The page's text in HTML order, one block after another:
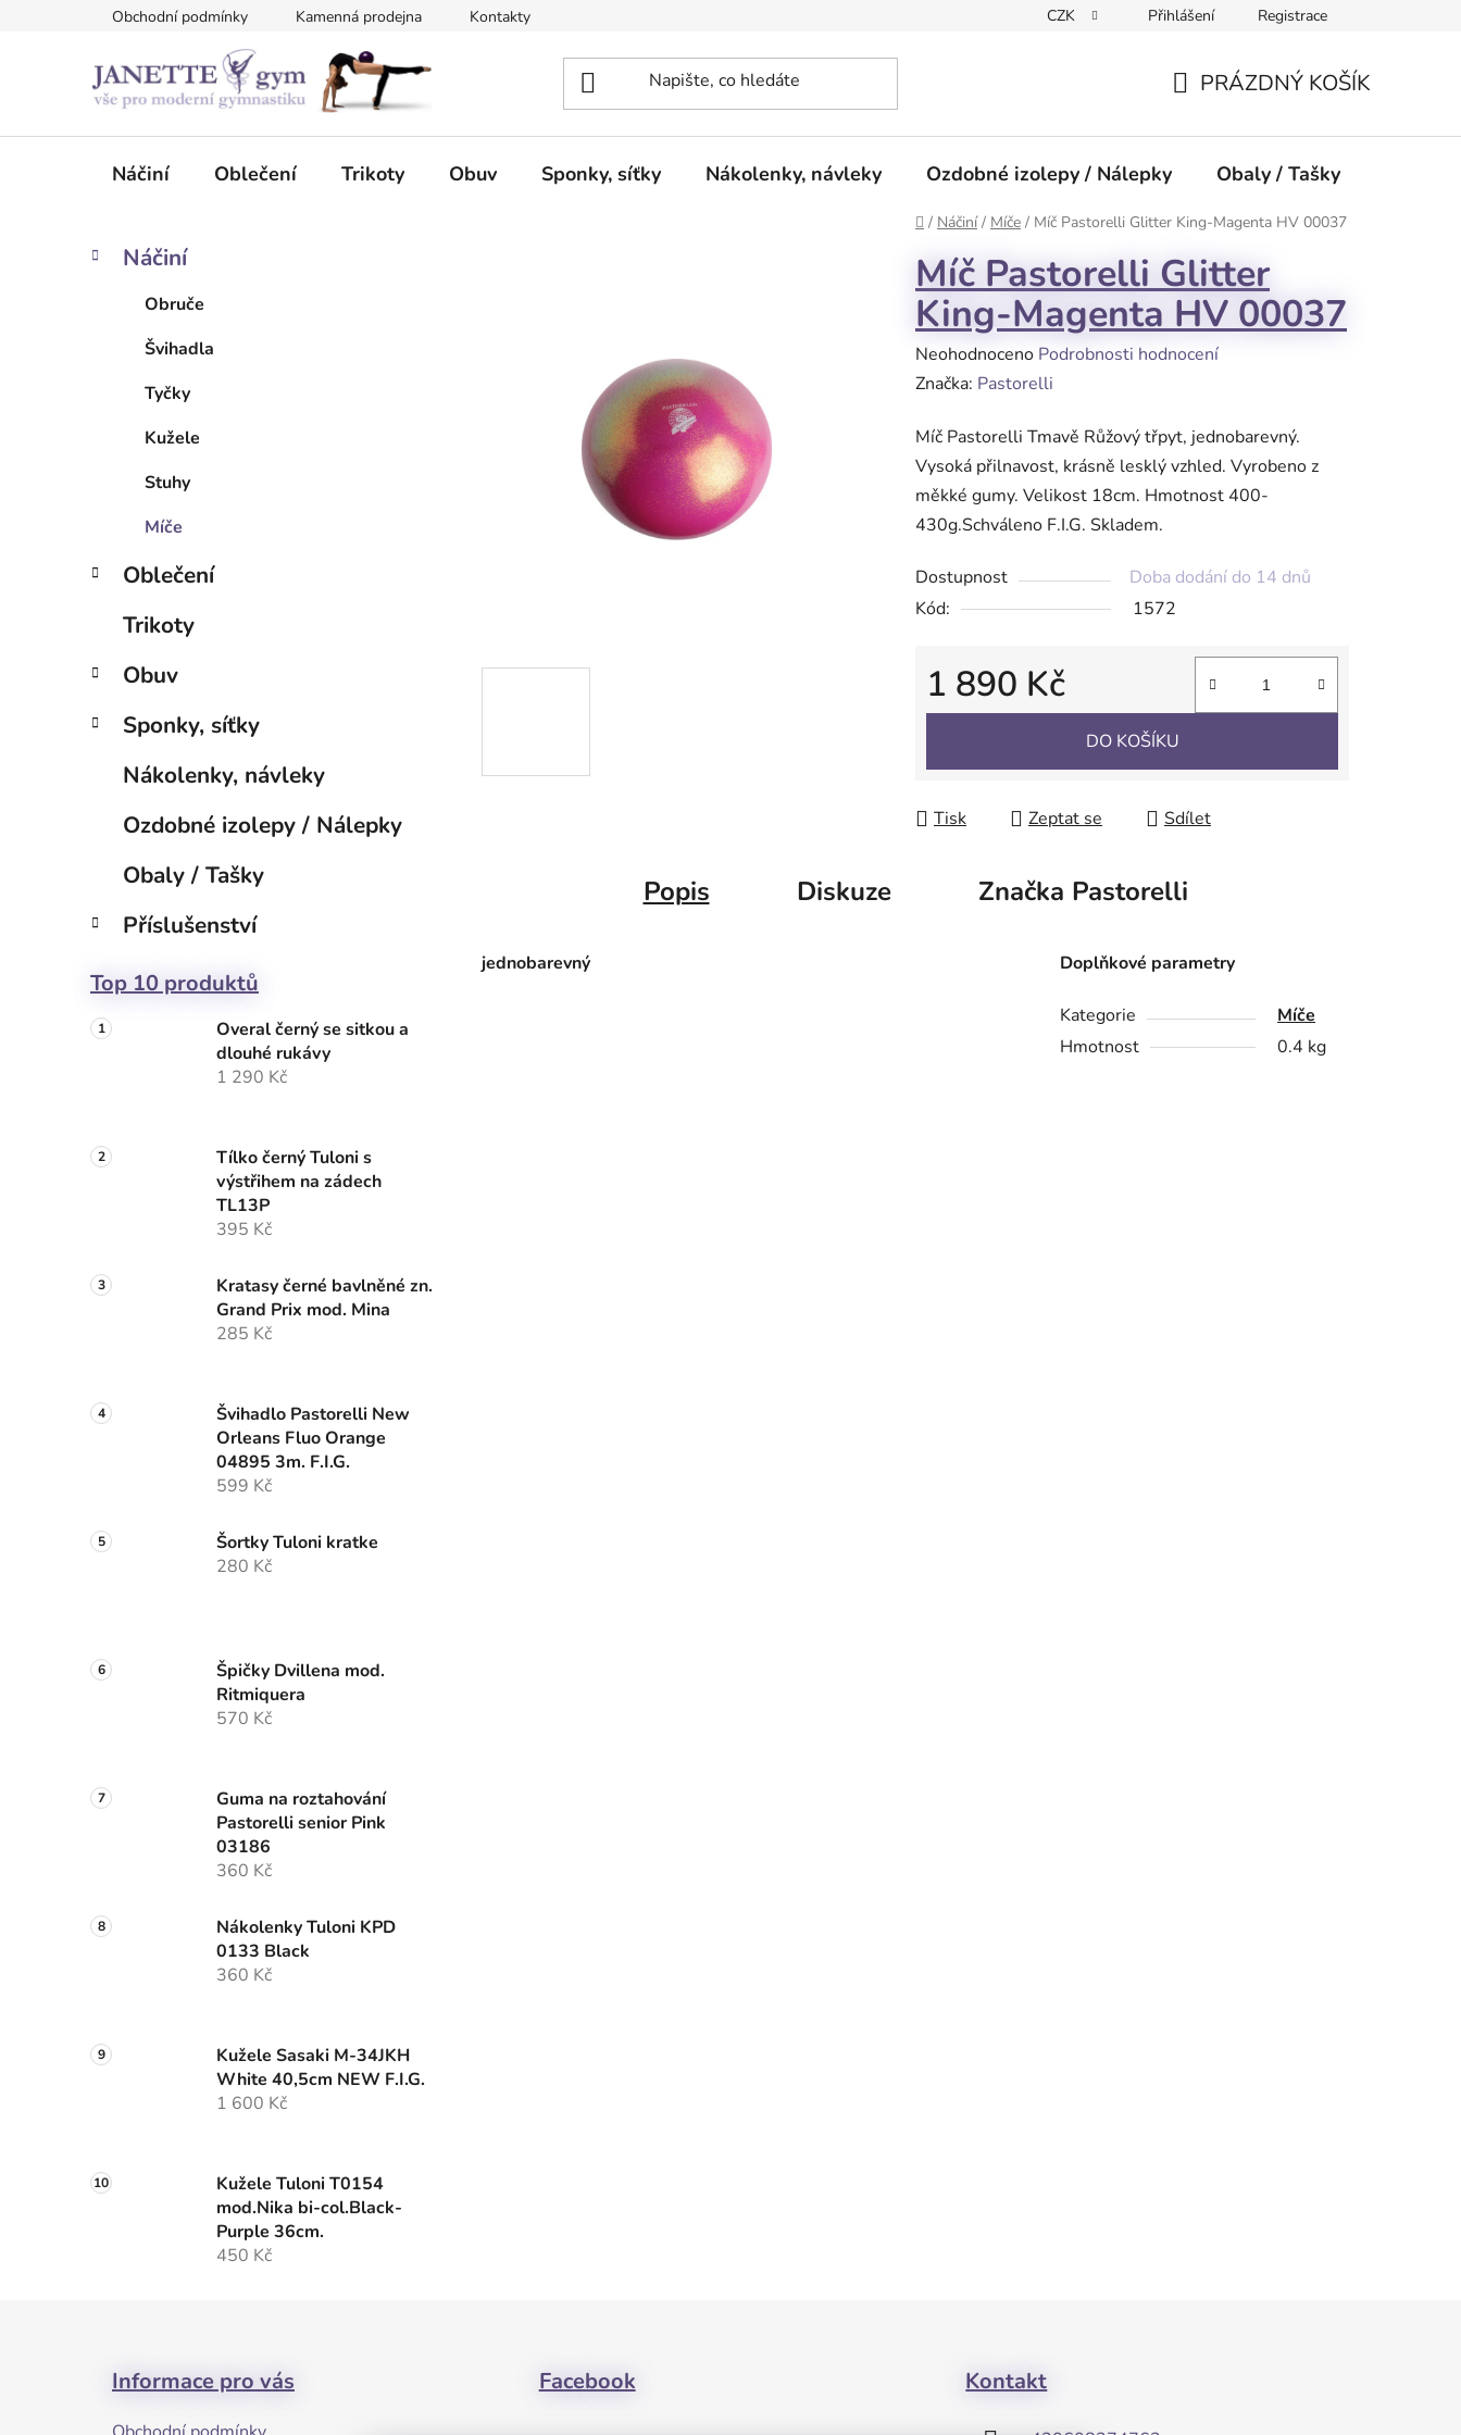
Obchodní podmínky Kamenná prodejna Kontakty CZK Přihlášení Registrace
KOŠÍK
PRÁZDNÝ KOŠÍK
Náčiní Oblečení Trikoty Obuv Sponky, síťky Nákolenky, návleky Ozdobné izolepy / Nálepky Obaly / Tašky
Domů
/ Náčiní / Míče / Míč Pastorelli Glitter King-Magenta HV 00037
P
e
Přeskočit
kategorie
K
a
Náčiní
Obruče
Švihadla
Tyčky
Kužele
Stuhy
Míče
Oblečení
Trikoty
Obuv
Sponky, síťky
Nákolenky, návleky
Ozdobné izolepy / Nálepky
Obaly / Tašky
Příslušenství
Top 10 produktů
Overal černý se sitkou a
dlouhé rukávy
1 290 Kč
Tílko černý Tuloni s
výstřihem na zádech
TL13P
395 Kč
Kratasy černé bavlněné zn.
Grand Prix mod. Mina
285 Kč
Švihadlo Pastorelli New
Orleans Fluo Orange
04895 3m. F.I.G.
599 Kč
Šortky Tuloni kratke
280 Kč
Špičky Dvillena mod.
Ritmiquera
570 Kč
Guma na roztahování
Pastorelli senior Pink
03186
360 Kč
Nákolenky Tuloni KPD
0133 Black
360 Kč
Kužele Sasaki M-34JKH
White 40,5cm NEW F.I.G.
1 600 Kč
Kužele Tuloni T0154
mod.Nika bi-col.Black-
Purple 36cm.
450 Kč
Míč Pastorelli Glitter
King-Magenta HV 00037
Průměrné
hodnocení
je
0,0
z
5
Neohodnoceno Podrobnosti hodnocení
Značka: Pastorelli
Míč Pastorelli Tmavě Růžový třpyt, jednobarevný.
Vysoká přilnavost, krásně lesklý vzhled. Vyrobeno z
měkké gumy. Velikost 18cm. Hmotnost 400-
430g.Schváleno F.I.G. Skladem.
Dostupnost
Doba dodání do 14 dnů
Kód:
1572
1 890 Kč
Měrná cena:
DO KOŠÍKU
Tisk Zeptat se Sdílet
Popis Diskuze Značka Pastorelli
jednobarevný Doplňkové parametry
Kategorie
Míče
Hmotnost
0.4 kg
Informace pro vás Facebook Kontakt